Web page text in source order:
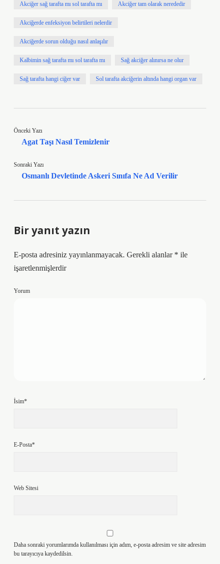
Akciğer sağ tarafta mı sol tarafta mı Akciğer tam olarak nerededir
Akciğerde enfeksiyon belirtileri nelerdir
Akciğerde sorun olduğu nasıl anlaşılır
Kalbimin sağ tarafta mı sol tarafta mı Sağ akciğer alınırsa ne olur
Sağ tarafta hangi ciğer var Sol tarafta akciğerin altında hangi organ var
Önceki Yazı
Agat Taşı Nasıl Temizlenir
Sonraki Yazı
Osmanlı Devletinde Askeri Sınıfa Ne Ad Verilir
Bir yanıt yazın
E-posta adresiniz yayınlanmayacak. Gerekli alanlar * ile
işaretlenmişlerdir
Yorum
İsim*
E-Posta*
Web Sitesi
Daha sonraki yorumlarımda kullanılması için adım, e-posta adresim ve site adresim
bu tarayıcıya kaydedilsin.